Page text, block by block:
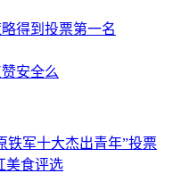
得到投票第一名
安全么
铁军十大杰出青年”投票
美食评选